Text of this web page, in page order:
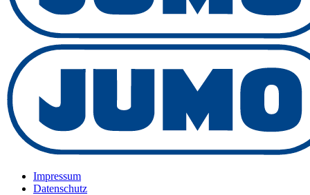
Impressum
Datenschutz